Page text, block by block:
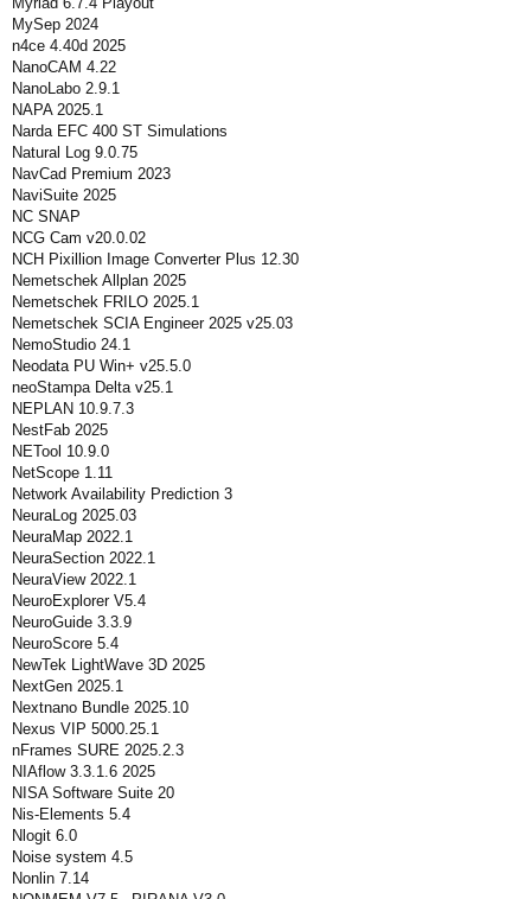
MySep 2024
n4ce 4.40d 2025
NanoCAM 4.22
NanoLabo 2.9.1
NAPA 2025.1
Narda EFC 400 ST Simulations
Natural Log 9.0.75
NavCad Premium 2023
NaviSuite 2025
NC SNAP
NCG Cam v20.0.02
NCH Pixillion Image Converter Plus 12.30
Nemetschek Allplan 2025
Nemetschek FRILO 2025.1
Nemetschek SCIA Engineer 2025 v25.03
NemoStudio 24.1
Neodata PU Win+ v25.5.0
neoStampa Delta v25.1
NEPLAN 10.9.7.3
NestFab 2025
NETool 10.9.0
NetScope 1.11
Network Availability Prediction 3
NeuraLog 2025.03
NeuraMap 2022.1
NeuraSection 2022.1
NeuraView 2022.1
NeuroExplorer V5.4
NeuroGuide 3.3.9
NeuroScore 5.4
NewTek LightWave 3D 2025
NextGen 2025.1
Nextnano Bundle 2025.10
Nexus VIP 5000.25.1
nFrames SURE 2025.2.3
NIAflow 3.3.1.6 2025
NISA Software Suite 20
Nis-Elements 5.4
Nlogit 6.0
Noise system 4.5
Nonlin 7.14